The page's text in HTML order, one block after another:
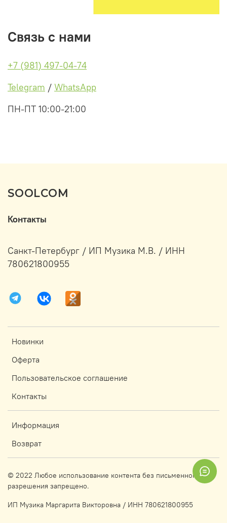
Связь с нами
+7 (981) 497-04-74
Telegram / WhatsApp
ПН-ПТ 10:00-21:00
SOOLCOM
Новинки
Оферта
Пользовательское соглашение
Контакты
Информация
Возврат
Контакты
Санкт-Петербург / ИП Музика М.В. / ИНН
780621800955
© 2022 Любое использование контента без письменного
разрешения запрещено.
ИП Музика Маргарита Викторовна / ИНН 780621800955